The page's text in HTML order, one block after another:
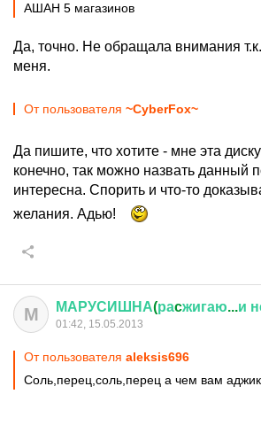
АШАН 5 магазинов
Да, точно. Не обращала внимания
меня.
От пользователя ~CyberFox~
Да пишите, что хотите - мне эта
конечно, так можно назвать данный
интересна. Спорить и что-то
желания. Адью!
М МАРУСИШНА(раcжигаю...и
01:42, 15.05.2013
От пользователя aleksis696
Соль,перец,соль,перец а чем вам